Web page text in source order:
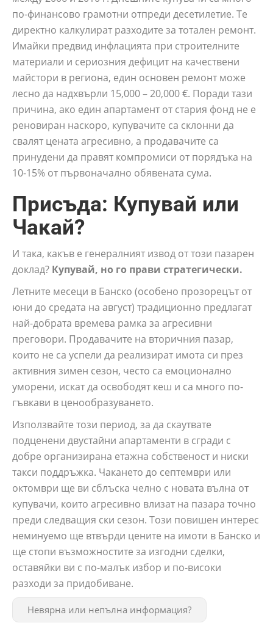
по-финансово грамотни отпреди десетилетие. Те
директно калкулират разходите за тотален ремонт.
Имайки предвид инфлацията при строителните
материали и сериозния дефицит на качествени
майстори в региона, един основен ремонт може
лесно да надхвърли 15,000 – 20,000 €. Поради тази
причина, ако един апартамент от стария фонд не е
реновиран наскоро, купувачите са склонни да
свалят цената агресивно, а продавачите са
принудени да правят компромиси от порядъка на
10-15% от първоначално обявената сума.
Присъда: Купувай или
Чакай?
И така, какъв е генералният извод от този пазарен
доклад? Купувай, но го прави стратегически.
Летните месеци в Банско (особено прозорецът от
юни до средата на август) традиционно предлагат
най-добрата времева рамка за агресивни
преговори. Продавачите на вторичния пазар,
които не са успели да реализират имота си през
активния зимен сезон, често са емоционално
уморени, искат да освободят кеш и са много по-
гъвкави в ценообразуването.
Използвайте този период, за да скаутвате
подценени двустайни апартаменти в сгради с
добре организирана етажна собственост и ниски
такси поддръжка. Чакането до септември или
октомври ще ви сблъска челно с новата вълна от
купувачи, които агресивно влизат на пазара точно
преди следващия ски сезон. Този повишен интерес
неминуемо ще втвърди цените на имоти в Банско и
ще стопи възможностите за изгодни сделки,
оставяйки ви с по-малък избор и по-високи
разходи за придобиване.
Невярна или непълна информация?